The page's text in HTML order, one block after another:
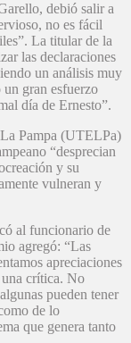
debió salir a
no es fácil
La titular de la
las declaraciones
un análisis muy
gran esfuerzo
día de Ernesto”.
Pampa (UTELPa)
“desprecian
y su
vulneran y
al funcionario de
agregó: “Las
apreciaciones
una crítica. No
pueden tener
de lo
que genera tanto